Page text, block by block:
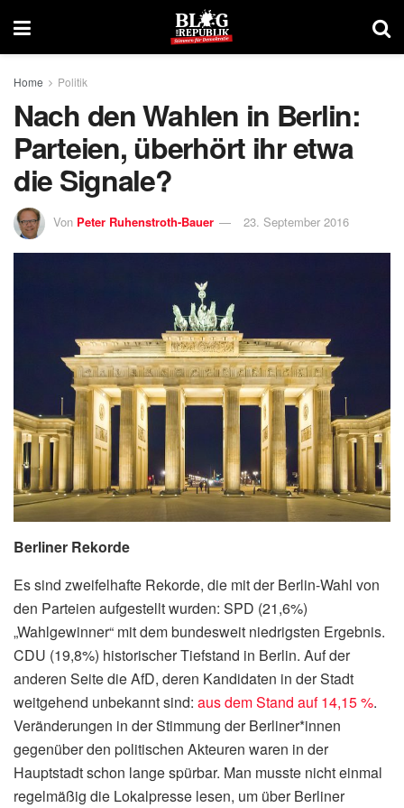
Home Politik
Nach den Wahlen in Berlin:
Parteien, überhört ihr etwa
die Signale?
Von Peter Ruhenstroth-Bauer 23. September 2016
Berliner Rekorde
Es sind zweifelhafte Rekorde, die mit der Berlin-Wahl von
den Parteien aufgestellt wurden: SPD (21,6%)
„Wahlgewinner“ mit dem bundesweit niedrigsten Ergebnis.
CDU (19,8%) historischer Tiefstand in Berlin. Auf der
anderen Seite die AfD, deren Kandidaten in der Stadt
weitgehend unbekannt sind: aus dem Stand auf 14,15 %.
Veränderungen in der Stimmung der Berliner*innen
gegenüber den politischen Akteuren waren in der
Hauptstadt schon lange spürbar. Man musste nicht einmal
regelmäßig die Lokalpresse lesen, um über Berliner